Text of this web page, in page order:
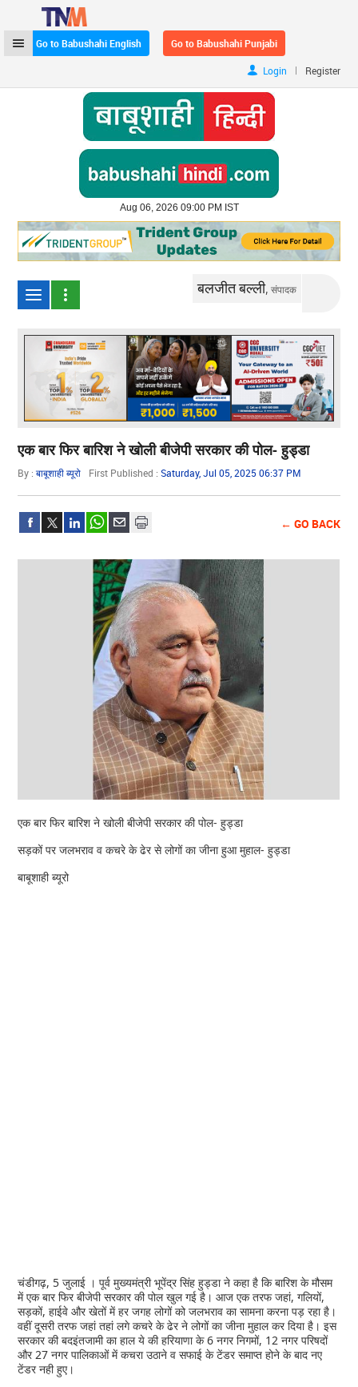
Go to Babushahi English Go to Babushahi Punjabi
Login | Register
Aug 06, 2026 09:00 PM IST
बलजीत बल्ली,संपादक
एक बार फिर बारिश ने खोली बीजेपी सरकार की पोल- हुड्डा
By :बाबूशाही ब्यूरो First Published :Saturday, Jul 05, 2025 06:37 PM
← GO BACK
एक बार फिर बारिश ने खोली बीजेपी सरकार की पोल- हुड्डा
सड़कों पर जलभराव व कचरे के ढेर से लोगों का जीना हुआ मुहाल- हुड्डा
बाबूशाही ब्यूरो
चंडीगढ़, 5 जुलाई । पूर्व मुख्यमंत्री भूपेंद्र सिंह हुड्डा ने कहा है कि बारिश के मौसम
में एक बार फिर बीजेपी सरकार की पोल खुल गई है। आज एक तरफ जहां, गलियों,
सड़कों, हाईवे और खेतों में हर जगह लोगों को जलभराव का सामना करना पड़ रहा है।
वहीं दूसरी तरफ जहां तहां लगे कचरे के ढेर ने लोगों का जीना मुहाल कर दिया है। इस
सरकार की बदइंतजामी का हाल ये की हरियाणा के 6 नगर निगमों, 12 नगर परिषदों
और 27 नगर पालिकाओं में कचरा उठाने व सफाई के टेंडर समाप्त होने के बाद नए
टेंडर नही हुए।